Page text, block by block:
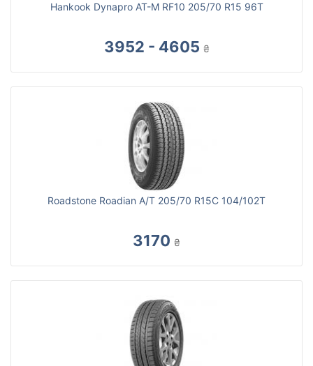
Hankook Dynapro AT-M RF10 205/70 R15 96T
3952 - 4605 ₴
Roadstone Roadian A/T 205/70 R15C 104/102T
3170 ₴